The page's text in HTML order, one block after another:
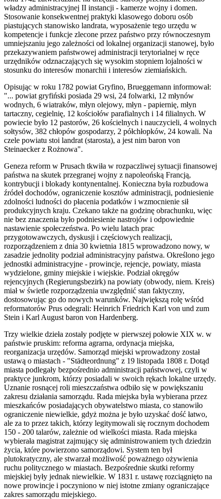
władzy administracyjnej II instancji - kamerze wojny i domen.
Stosowanie konsekwentnej praktyki klasowego doboru osób
piastujących stanowisko landrata, wyposażenie tego urzędu w
kompetencje i funkcje zlecone przez państwo przy równoczesnym
umniejszaniu jego zależności od lokalnej organizacji stanowej, było
przekazywaniem państwowej administracji terytorialnej w ręce
urzędników odznaczających się wysokim stopniem lojalności w
stosunku do interesów monarchii i interesów ziemiańskich.
Opisując w roku 1782 powiat Gryfino, Brueggemann informował:
"... powiat gryfiński posiada 29 wsi, 24 folwarki, 12 młynów
wodnych, 6 wiatraków, młyn olejowy, młyn - papiernię, młyn
tartaczny, cegielnię, 12 kościołów parafialnych i 14 filialnych. W
powiecie było 12 pastorów, 26 kościelnych i nauczycieli, 4 wolnych
sołtysów, 382 chłopów gospodarzy, 2 półchłopków, 24 kowali. Na
czele powiatu stoi landrat (starosta), a jest nim baron von
Steinaecker z Rożnowa".
Geneza reform w Prusach tkwiła w rozpaczliwej sytuacji finansowej
państwa na skutek przegranej wojny z napoleońską Francją,
kontrybucji i blokady kontynentalnej. Konieczna była rozbudowa
źródeł dochodów, ograniczenie kosztów administracji, podniesienie
zdolności ludności do płacenia podatków i wzmocnienie sił
produkcyjnych kraju. Czekano także na godzinę obrachunku, więc
nie bez znaczenia było podniesienie nastrojów i odpowiednie
nastawienie społeczeństwa. Po wielu latach prac
przygotowawczych, dyskusji i częściowych realizacji,
rozporządzeniem z dnia 30 kwietnia 1815 wprowadzono nowy, w
zasadzie jednolity podział administracyjny państwa. Określono jego
jednostki administracyjne - prowincje, rejencje, powiaty, miasta
wydzielone, gminy miejskie i wiejskie. Podział okręgów
rejencyjnych (Regierungsbezirk) na powiaty (obwody, niem. Kreis)
miał w świetle rozporządzenia uwzględnić stan faktyczny,
dostosowując go do nowych warunków. Największą rolę wśród
reformatorów Prus odegrali: Heinrich Friedrich Karl von und zum
Stein i Karl August baron von Hardenberg.
Trzy wielkie dzieła zostały podjęte w pierwszej połowie XIX w. w
państwie pruskim: reforma agrarna, ordynacja miejska,
reorganizacja urzędów. Samorząd miejski wprowadzony został
ustawą o miastach - "Städteordnung" z 19 listopada 1808 r. Dotąd
miasta podlegały bezpośrednio administracji państwowej, czyli w
praktyce junkrom, którzy posiadali w swoich rękach lokalne urzędy.
Uznanie rosnącej roli mieszczaństwa odbiło się w powiększaniu
zakresu działania samorządu. Rada miejska była wybierana przez
mieszkańców posiadających obywatelstwo miasta, co stanowiło
ograniczenie niewielkie, gdyż można je było uzyskać dość łatwo,
ale za to przez takich, którzy legitymowali się rocznym dochodem
150 - 200 talarów, zależnie od wielkości miasta. Rada miejska
wybierała magistrat zajmujący się administrowaniem tych dziedzin
życia, które powierzono samorządowi. System ten był
plutokratyczny, ale stwarzał możliwość poważnego ożywienia
ruchu politycznego w miastach. Bezpośrednie skutki reformy
miejskiej były jednak niewielkie. W 1831 r. ustawę rozciągnięto na
nowe prowincje i poczyniono w niej istotne zmiany ograniczające
zakres samorządu miejskiego.